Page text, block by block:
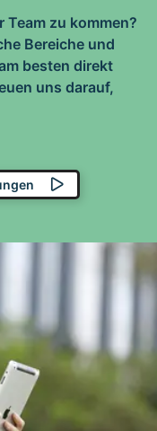
Team zu kommen?
Bereiche und
besten direkt
uns darauf,